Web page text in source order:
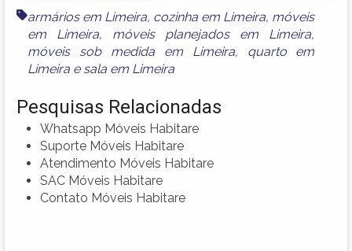
armários em Limeira, cozinha em Limeira, móveis
em Limeira, móveis planejados em Limeira,
móveis sob medida em Limeira, quarto em
Limeira e sala em Limeira
Pesquisas Relacionadas
Whatsapp Móveis Habitare
Suporte Móveis Habitare
Atendimento Móveis Habitare
SAC Móveis Habitare
Contato Móveis Habitare